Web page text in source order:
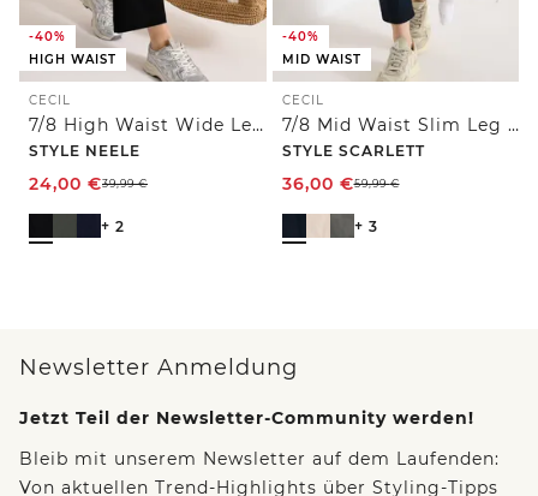
-40%
HIGH WAIST
CECIL
7/8 High Waist Wide Leg Jerseyhose im Loose Fit
STYLE NEELE
24,00 €39,99€
+ 2
-40%
MID WAIST
CECIL
7/8 Mid Waist Slim Leg Hose im Casual Fit
STYLE SCARLETT
36,00 €59,99€
+ 3
Newsletter Anmeldung
Jetzt Teil der Newsletter-Community werden!
Bleib mit unserem Newsletter auf dem Laufenden:
Von aktuellen Trend-Highlights über Styling-Tipps